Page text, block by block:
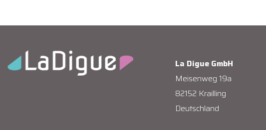
La Digue GmbH
Meisenweg 19a
82152 Krailling
Deutschland